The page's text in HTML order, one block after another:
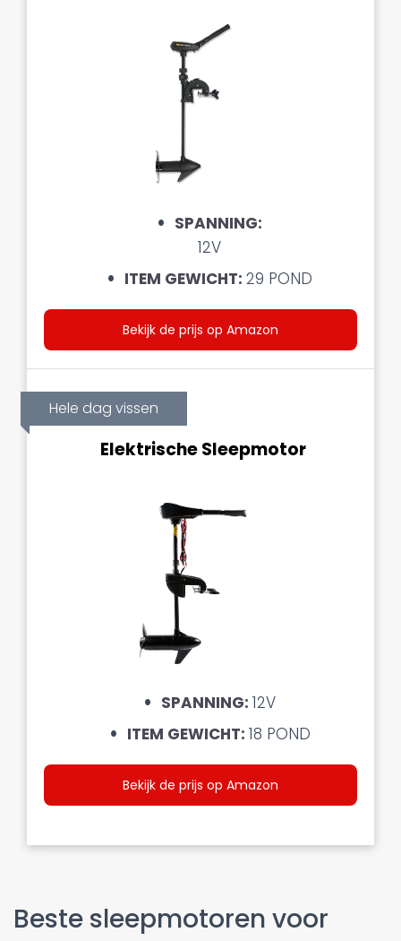
SPANNING:
12V
ITEM GEWICHT: 29 POND
Bekijk de prijs op Amazon
Hele dag vissen
Elektrische Sleepmotor
SPANNING: 12V
ITEM GEWICHT: 18 POND
Bekijk de prijs op Amazon
Beste sleepmotoren voor